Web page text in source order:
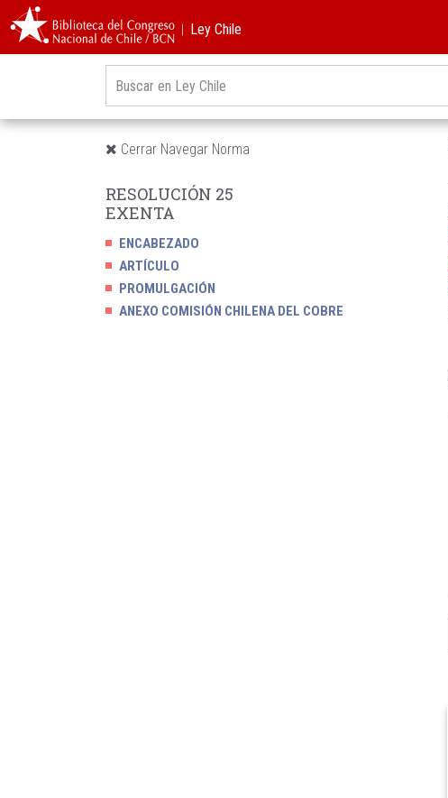
︱Ley Chile
Cerrar Navegar Norma
RESOLUCIÓN 25
EXENTA
ENCABEZADO
ARTÍCULO
PROMULGACIÓN
ANEXO COMISIÓN CHILENA DEL COBRE